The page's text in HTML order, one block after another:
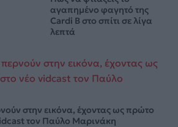
αγαπημένο φαγητό της
Cardi B στο σπίτι σε λίγα
λεπτά
στην εικόνα, έχοντας ως πρώτο
τον Παύλο Μαρινάκη